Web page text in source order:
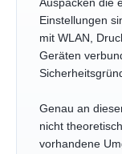
Auspacken die
Einstellungen
mit WLAN,
Geräten
Genau an
nicht
vorhandene